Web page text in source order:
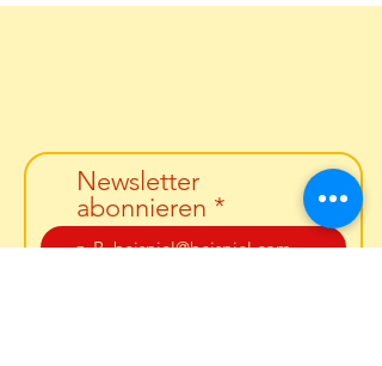
Newsletter
abonnieren